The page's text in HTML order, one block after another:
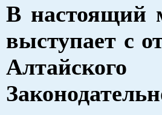
В настоящий
выступает с